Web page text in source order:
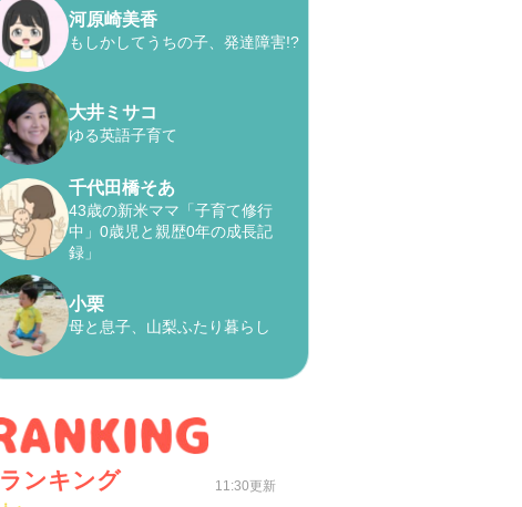
河原崎美香
もしかしてうちの子、発達障害!?
大井ミサコ
ゆる英語子育て
千代田橋そあ
43歳の新米ママ「子育て修行
中」0歳児と親歴0年の成長記
録」
小栗
母と息子、山梨ふたり暮らし
ランキング 11:30更新